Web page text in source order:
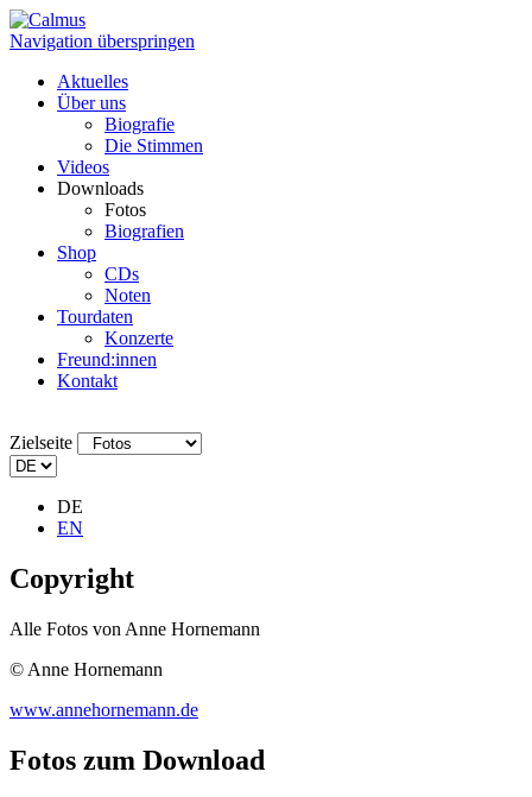
Navigation überspringen
Aktuelles
Über uns
Biografie
Die Stimmen
Videos
Downloads
Fotos
Biografien
Shop
CDs
Noten
Tourdaten
Konzerte
Freund:innen
Kontakt
Zielseite
DE
EN
Copyright
Alle Fotos von Anne Hornemann
© Anne Hornemann
www.annehornemann.de
Fotos zum Download